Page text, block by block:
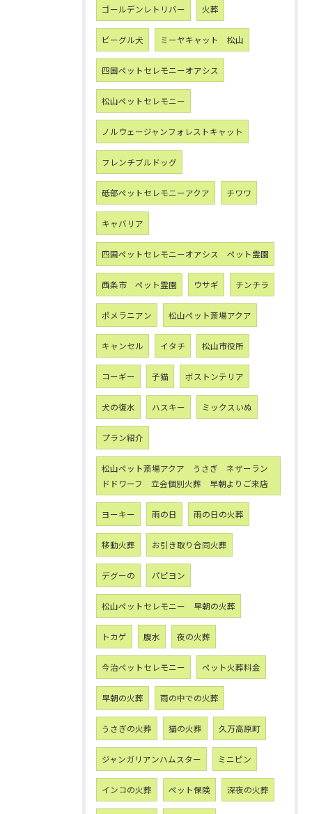
ゴールデンレトリバー 火葬
ビーグル犬 ミーヤキャット 松山
四国ペットセレモニーオアシス
松山ペットセレモニー
ノルウェージャンフォレストキャット
フレンチブルドッグ
砥部ペットセレモニーアクア チワワ
キャバリア
四国ペットセレモニーオアシス ペット霊園
西条市 ペット霊園 ウサギ チンチラ
ポメラニアン 松山ペット斎場アクア
キャンセル イタチ 松山市役所
コーギー 子猫 ボストンテリア
犬の復水 ハスキー ミックスいぬ
プラン紹介
松山ペット斎場アクア うさぎ ネザーラン
ドドワーフ 立会個別火葬 早朝よりご来店
ヨーキー 雨の日 雨の日の火葬
移動火葬 お引き取り合同火葬
デグーの パピヨン
松山ペットセレモニー 早朝の火葬
トカゲ 腹水 夜の火葬
今治ペットセレモニー ペット火葬料金
早朝の火葬 雨の中での火葬
うさぎの火葬 猫の火葬 久万高原町
ジャンガリアンハムスター ミニピン
インコの火葬 ペット保険 深夜の火葬